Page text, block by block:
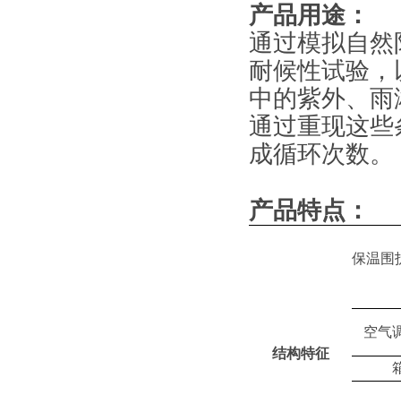
产品用途：
通过模拟自
耐候性试验
中的紫外、
通过重现这
成循环次数。
产品特点：
结构特征
保温围
空气